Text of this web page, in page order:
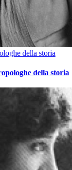
della storia
della storia